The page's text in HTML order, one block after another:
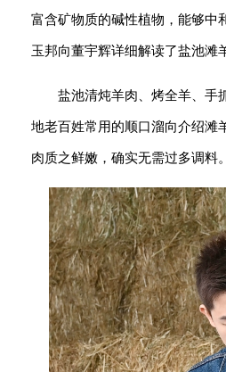
富含矿物质的碱性植物，能够中
玉邦向董宇辉详细解读了盐池滩
盐池清炖羊肉、烤全羊、手
地老百姓常用的顺口溜向介绍
肉质之鲜嫩，确实无需过多调料。